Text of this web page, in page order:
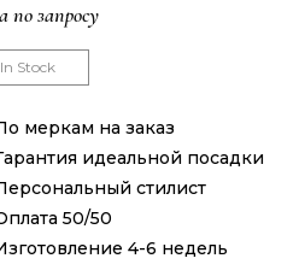
по запросу
In Stock
меркам на заказ
идеальной посадки
стилист
50/50
4-6 недель